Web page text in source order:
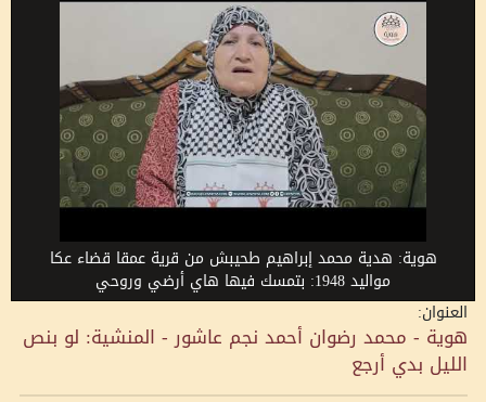
هوية: هدية محمد إبراهيم طحيبش من قرية عمقا قضاء عكا
مواليد 1948: بتمسك فيها هاي أرضي وروحي
العنوان:
هوية - محمد رضوان أحمد نجم عاشور - المنشية: لو بنص
الليل بدي أرجع